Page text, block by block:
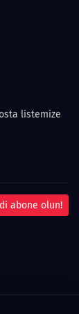
listemize
abone olun!